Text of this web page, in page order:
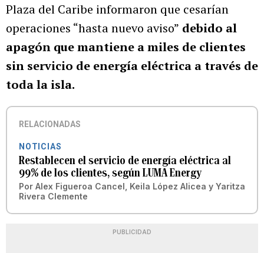
Plaza del Caribe informaron que cesarían
operaciones “hasta nuevo aviso” debido al
apagón que mantiene a miles de clientes
sin servicio de energía eléctrica a través de
toda la isla.
RELACIONADAS
NOTICIAS
Restablecen el servicio de energía eléctrica al
99% de los clientes, según LUMA Energy
Por Alex Figueroa Cancel Keila López Alicea y Yaritza
Rivera Clemente
PUBLICIDAD